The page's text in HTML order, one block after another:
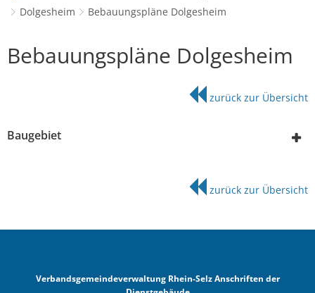
Dolgesheim
Bebauungspläne Dolgesheim
Bebauungspläne
Bebauungspläne Dolgesheim
zurück zur Übersicht
Baugebiet
zurück zur Übersicht
Verbandsgemeindeverwaltung Rhein-Selz Anschriften der